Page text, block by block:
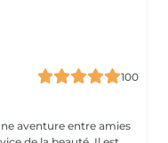
100
aventure entre amies